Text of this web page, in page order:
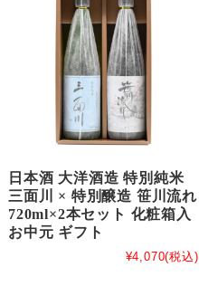
日本酒 大洋酒造 特別純米
三面川 × 特別醸造 笹川流れ
720ml×2本セット 化粧箱入
お中元 ギフト
¥4,070(税込)